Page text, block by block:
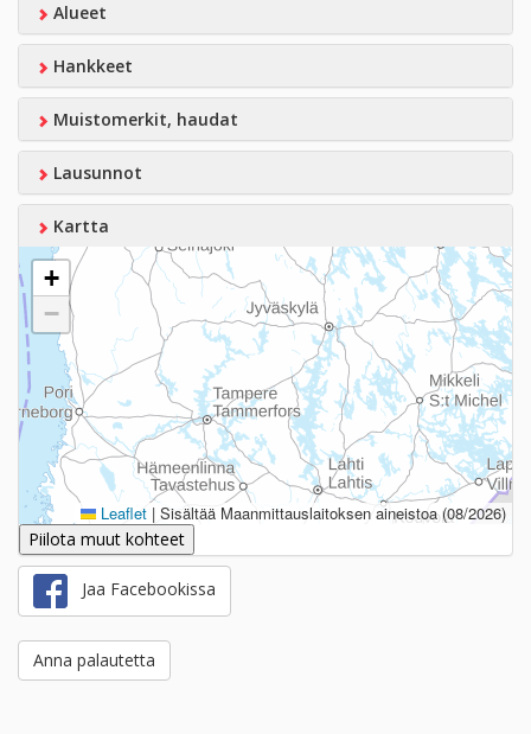
Alueet
Hankkeet
Muistomerkit, haudat
Lausunnot
Kartta
+
−
Leaflet | Sisältää Maanmittauslaitoksen aineistoa (08/2026)
Piilota muut kohteet
Jaa Facebookissa
Anna palautetta